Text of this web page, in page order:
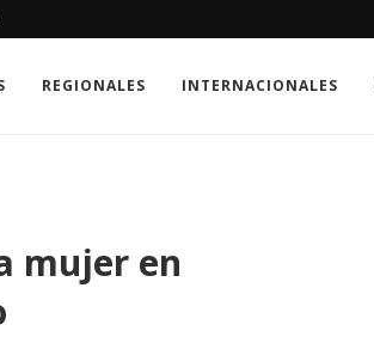
TRATAMIENTO MÉDICO
REGIONALES INTERNACIONALES
mujer en